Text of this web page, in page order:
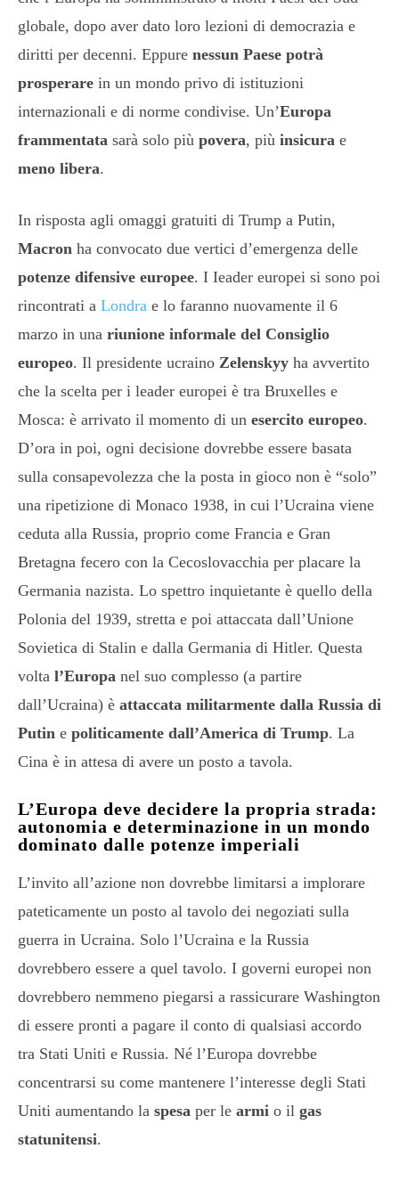
globale, dopo aver dato loro lezioni di democrazia e
diritti per decenni. Eppure nessun Paese potrà
prosperare in un mondo privo di istituzioni
internazionali e di norme condivise. Un’Europa
frammentata sarà solo più povera, più insicura e
meno libera.
In risposta agli omaggi gratuiti di Trump a Putin,
Macron ha convocato due vertici d’emergenza delle
potenze difensive europee. I Ieader europei si sono poi
rincontrati a Londra e lo faranno nuovamente il 6
marzo in una riunione informale del Consiglio
europeo. Il presidente ucraino Zelenskyy ha avvertito
che la scelta per i leader europei è tra Bruxelles e
Mosca: è arrivato il momento di un esercito europeo.
D’ora in poi, ogni decisione dovrebbe essere basata
sulla consapevolezza che la posta in gioco non è “solo”
una ripetizione di Monaco 1938, in cui l’Ucraina viene
ceduta alla Russia, proprio come Francia e Gran
Bretagna fecero con la Cecoslovacchia per placare la
Germania nazista. Lo spettro inquietante è quello della
Polonia del 1939, stretta e poi attaccata dall’Unione
Sovietica di Stalin e dalla Germania di Hitler. Questa
volta l’Europa nel suo complesso (a partire
dall’Ucraina) è attaccata militarmente dalla Russia di
Putin e politicamente dall’America di Trump. La
Cina è in attesa di avere un posto a tavola.
L’Europa deve decidere la propria strada:
autonomia e determinazione in un mondo
dominato dalle potenze imperiali
L’invito all’azione non dovrebbe limitarsi a implorare
pateticamente un posto al tavolo dei negoziati sulla
guerra in Ucraina. Solo l’Ucraina e la Russia
dovrebbero essere a quel tavolo. I governi europei non
dovrebbero nemmeno piegarsi a rassicurare Washington
di essere pronti a pagare il conto di qualsiasi accordo
tra Stati Uniti e Russia. Né l’Europa dovrebbe
concentrarsi su come mantenere l’interesse degli Stati
Uniti aumentando la spesa per le armi o il gas
statunitensi.